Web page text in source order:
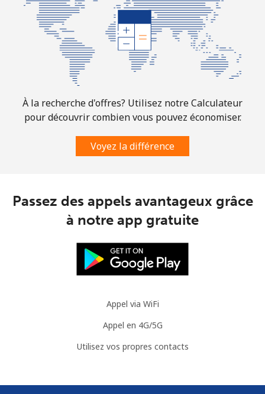
À la recherche d'offres? Utilisez notre Calculateur
pour découvrir combien vous pouvez économiser.
Voyez la différence
Passez des appels avantageux grâce
à notre app gratuite
Appel via WiFi
Appel en 4G/5G
Utilisez vos propres contacts